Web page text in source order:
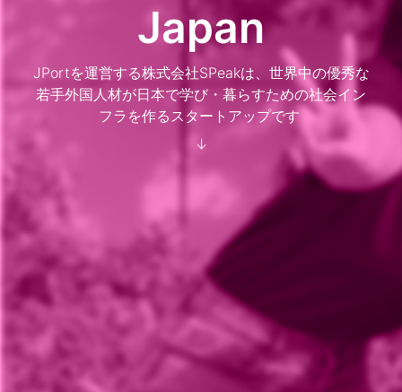
Japan
JPortを運営する株式会社SPeakは、世界中の優秀な
若手外国人材が日本で学び・暮らすための社会イン
フラを作るスタートアップです
↓